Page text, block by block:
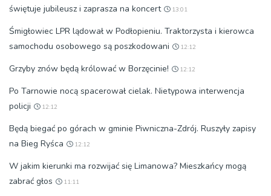
świętuje jubileusz i zaprasza na koncert
13:01
Śmigłowiec LPR lądował w Podłopieniu. Traktorzysta i kierowca
samochodu osobowego są poszkodowani
12:12
Grzyby znów będą królować w Borzęcinie! 12:12
Po Tarnowie nocą spacerował cielak. Nietypowa interwencja
policji
12:12
Będą biegać po górach w gminie Piwniczna-Zdrój. Ruszyły zapisy
na Bieg Ryśca
12:12
W jakim kierunki ma rozwijać się Limanowa? Mieszkańcy mogą
zabrać głos
11:11